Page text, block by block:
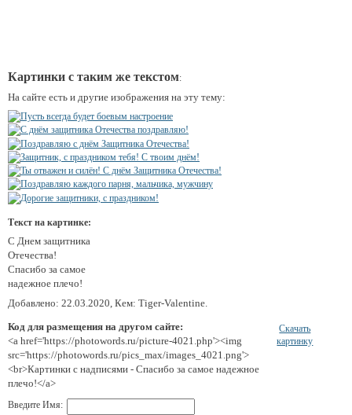
Картинки с таким же текстом:
На сайте есть и другие изображения на эту тему:
Текст на картинке:
С Днем защитника
Отечества!
Спасибо за самое
надежное плечо!
Добавлено: 22.03.2020, Кем: Tiger-Valentine.
Код для размещения на другом сайте:
<a href='https://photowords.ru/picture-4021.php'><img
src='https://photowords.ru/pics_max/images_4021.png'>
<br>Картинки с надписями - Спасибо за самое надежное
плечо!</a>
Скачать
картинку
Введите Имя: